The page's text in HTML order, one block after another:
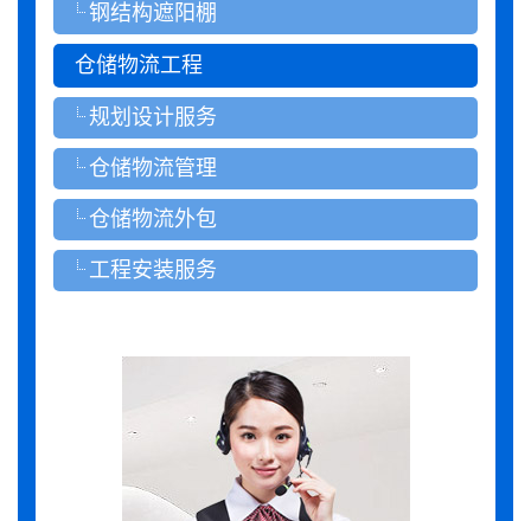
钢结构遮阳棚
仓储物流工程
规划设计服务
仓储物流管理
仓储物流外包
工程安装服务